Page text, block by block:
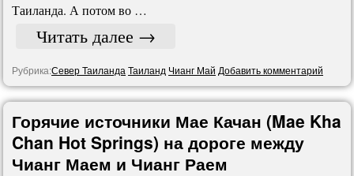
Таиланда. А потом во …
Читать далее →
Рубрика:Север Таиланда Таиланд Чианг Май Добавить комментарий
Горячие источники Мае Качан (Mae Kha
Chan Hot Springs) на дороге между
Чианг Маем и Чианг Раем